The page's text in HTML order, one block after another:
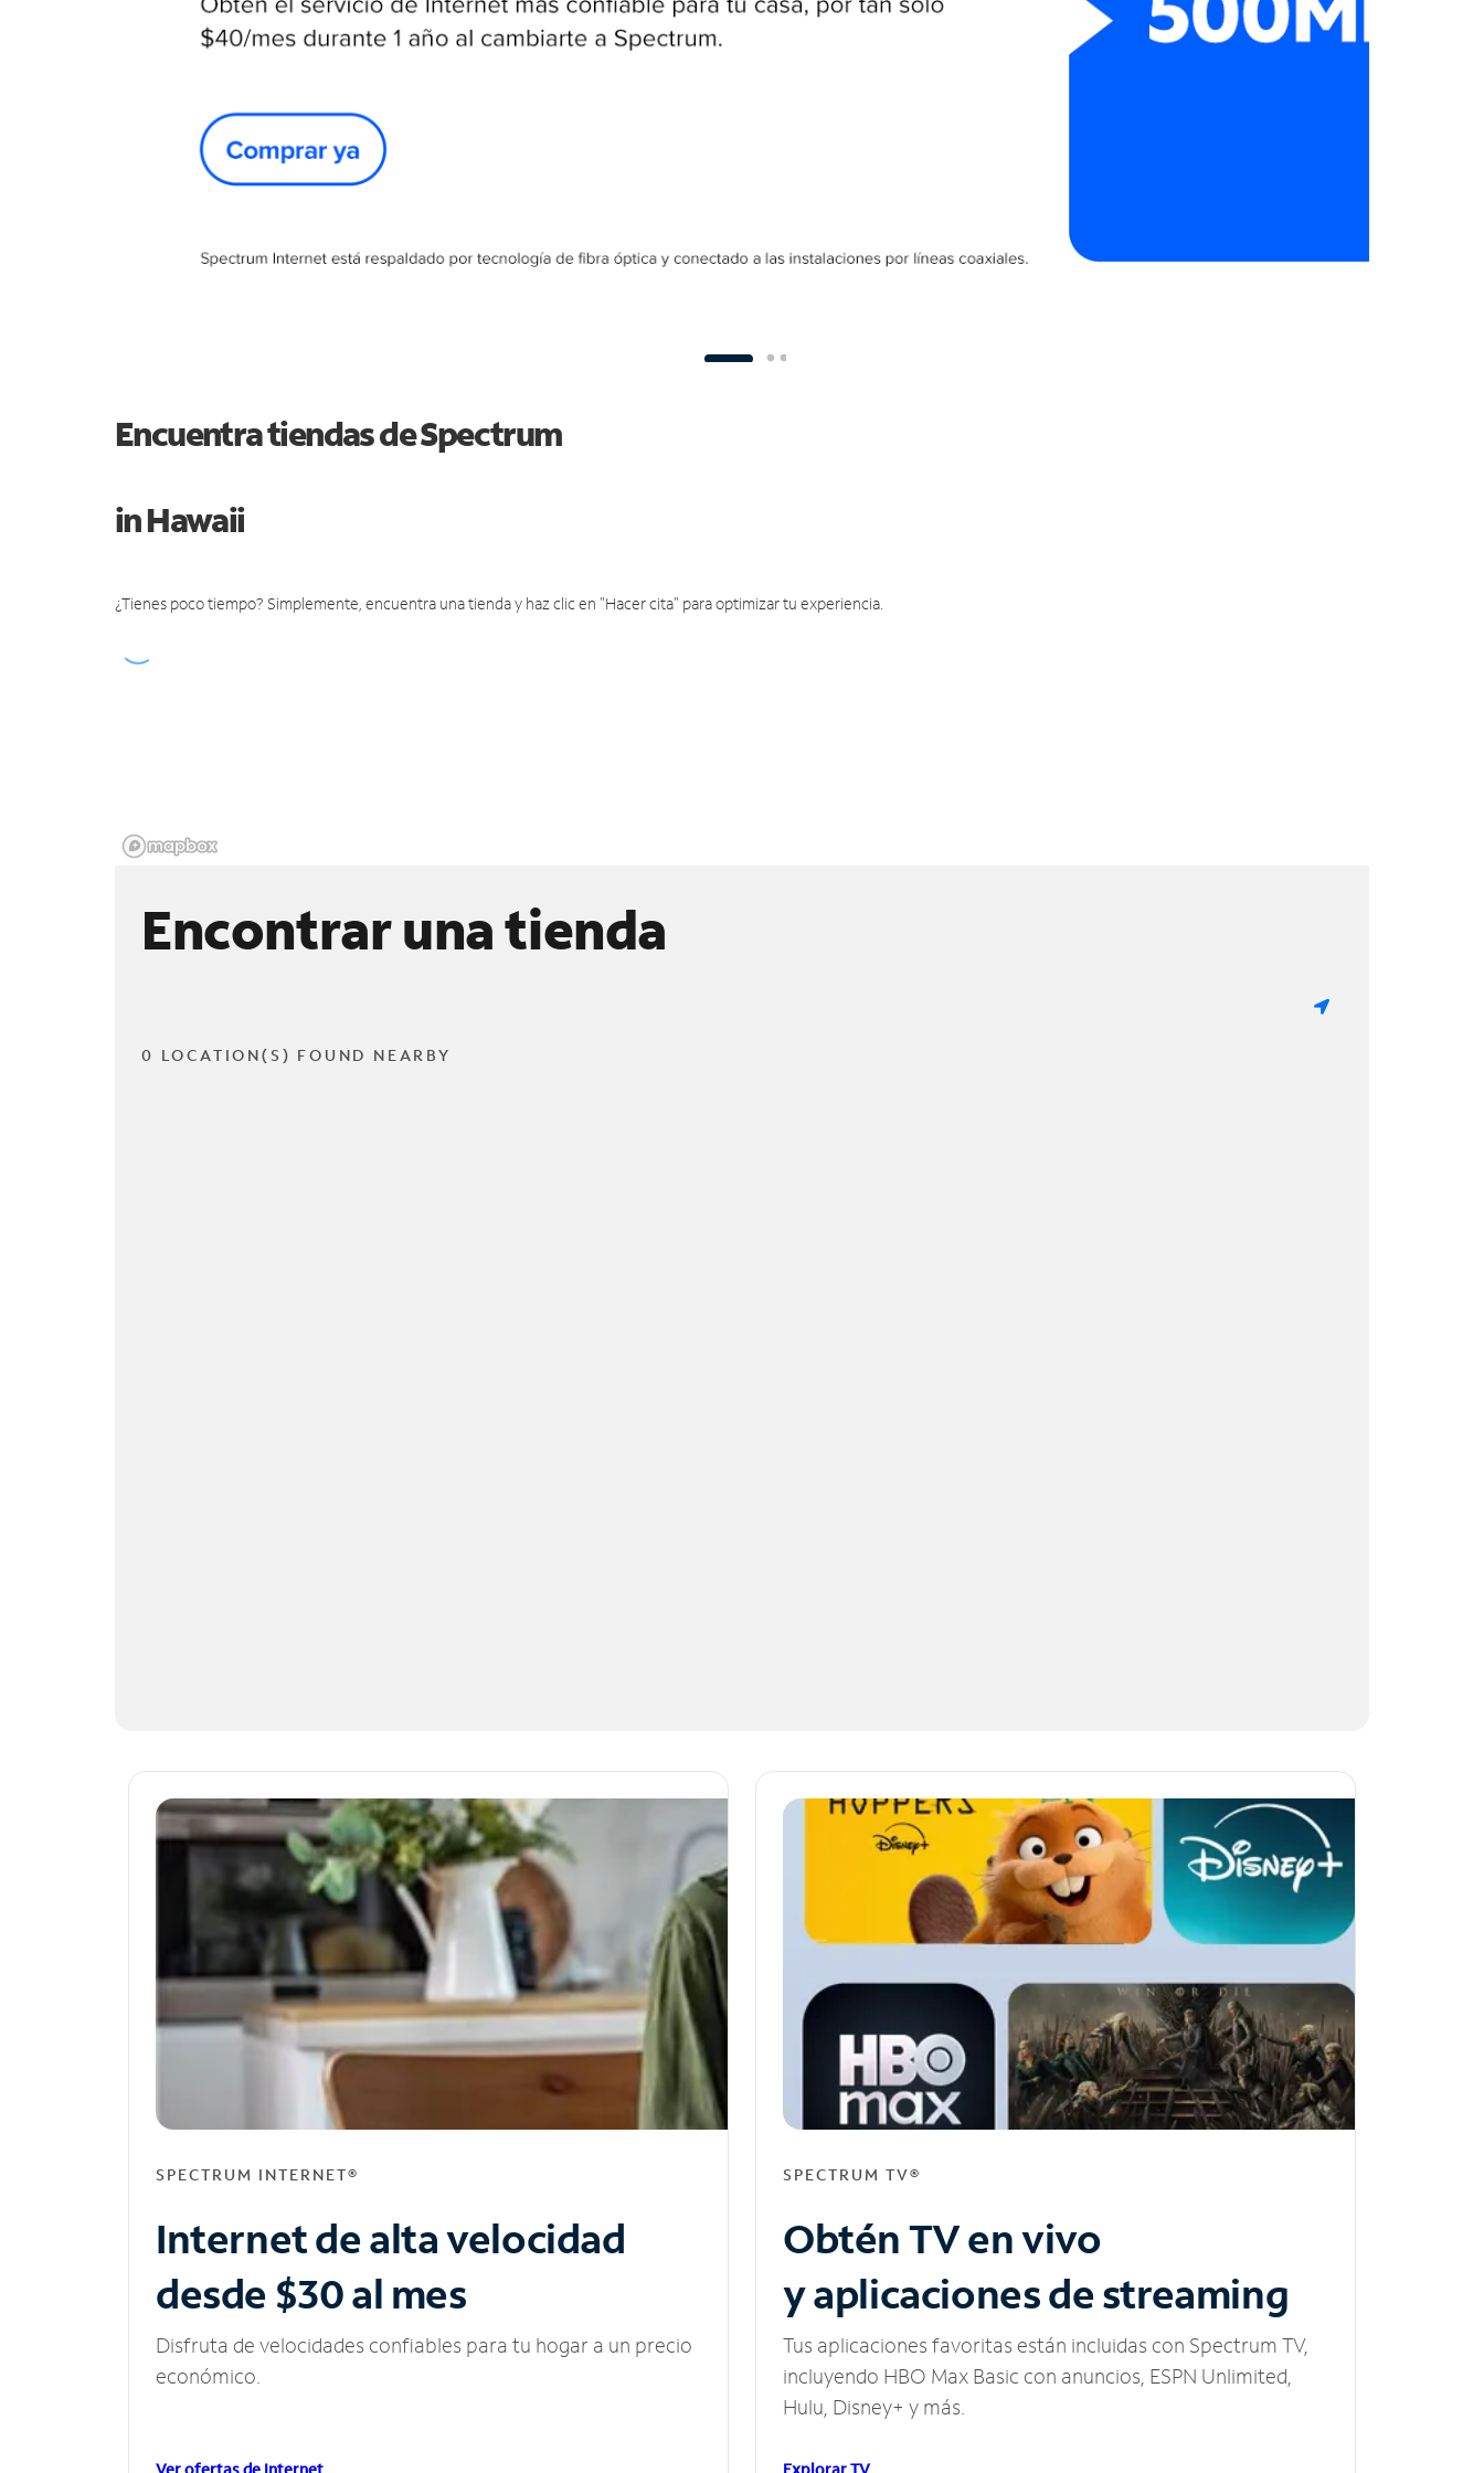
Encuentra tiendas de Spectrum
in Hawaii
¿Tienes poco tiempo? Simplemente, encuentra una tienda y haz clic en "Hacer cita" para optimizar tu experiencia.
Encontrar una tienda
0 LOCATION(S) FOUND NEARBY
SPECTRUM INTERNET®
Internet de alta velocidad
desde $30 al mes
Disfruta de velocidades confiables para tu hogar a un precio
económico.
SPECTRUM TV®
Obtén TV en vivo
y aplicaciones de streaming
Tus aplicaciones favoritas están incluidas con Spectrum TV,
incluyendo HBO Max Basic con anuncios, ESPN Unlimited,
Hulu, Disney+ y más.